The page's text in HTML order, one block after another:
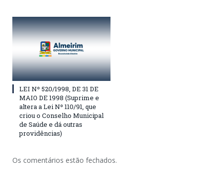
LEI Nº 520/1998, DE 31 DE
MAIO DE 1998 (Suprime e
altera a Lei Nº 110/91, que
criou o Conselho Municipal
de Saúde e dá outras
providências)
Os comentários estão fechados.